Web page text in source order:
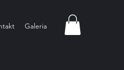
Galeria